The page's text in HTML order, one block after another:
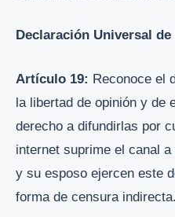
Declaración Universal
Artículo 19: Reconoce el
la libertad de opinión y de
derecho a difundirlas por
internet suprime el canal
y su esposo ejercen este
forma de censura indirecta.